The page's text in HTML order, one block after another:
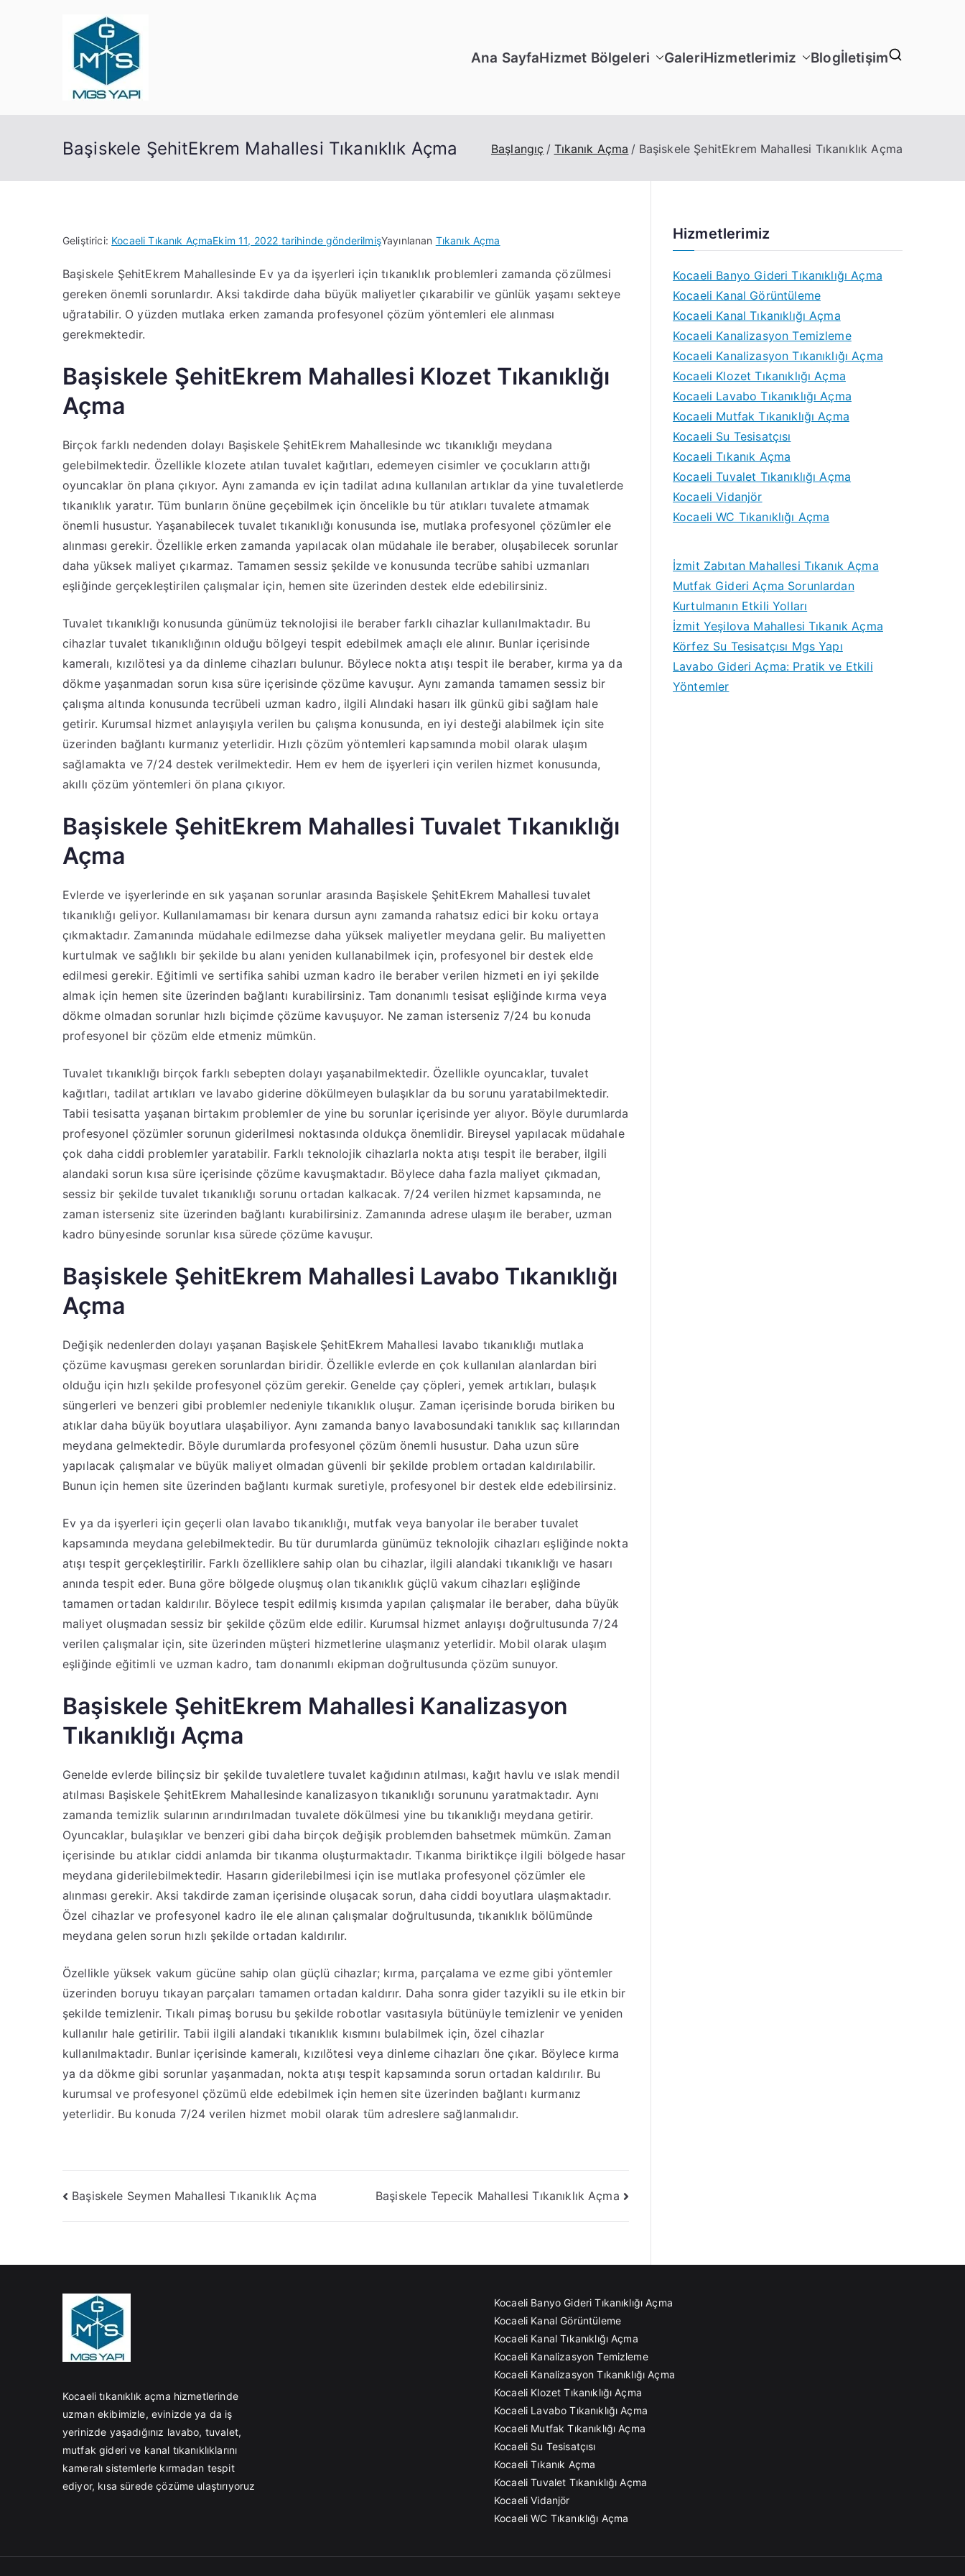
Ana SayfaHizmet Bölgeleri GaleriHizmetlerimiz Blogİletişim
Başiskele ŞehitEkrem Mahallesi Tıkanıklık Açma Başlangıç Tıkanık Açma Başiskele ŞehitEkrem Mahallesi Tıkanıklık Açma
Geliştirici: Kocaeli Tıkanık AçmaEkim 11, 2022 tarihinde gönderilmişYayınlanan Tıkanık Açma
Başiskele ŞehitEkrem Mahallesinde Ev ya da işyerleri için tıkanıklık problemleri zamanda çözülmesi
gereken önemli sorunlardır. Aksi takdirde daha büyük maliyetler çıkarabilir ve günlük yaşamı sekteye
uğratabilir. O yüzden mutlaka erken zamanda profesyonel çözüm yöntemleri ele alınması
gerekmektedir.
Başiskele ŞehitEkrem Mahallesi Klozet Tıkanıklığı
Açma
Birçok farklı nedenden dolayı Başiskele ŞehitEkrem Mahallesinde wc tıkanıklığı meydana
gelebilmektedir. Özellikle klozete atılan tuvalet kağıtları, edemeyen cisimler ve çocukların attığı
oyuncaklar ön plana çıkıyor. Aynı zamanda ev için tadilat adına kullanılan artıklar da yine tuvaletlerde
tıkanıklık yaratır. Tüm bunların önüne geçebilmek için öncelikle bu tür atıkları tuvalete atmamak
önemli husustur. Yaşanabilecek tuvalet tıkanıklığı konusunda ise, mutlaka profesyonel çözümler ele
alınması gerekir. Özellikle erken zamanda yapılacak olan müdahale ile beraber, oluşabilecek sorunlar
daha yüksek maliyet çıkarmaz. Tamamen sessiz şekilde ve konusunda tecrübe sahibi uzmanları
eşliğinde gerçekleştirilen çalışmalar için, hemen site üzerinden destek elde edebilirsiniz.
Tuvalet tıkanıklığı konusunda günümüz teknolojisi ile beraber farklı cihazlar kullanılmaktadır. Bu
cihazlar tuvalet tıkanıklığının olduğu bölgeyi tespit edebilmek amaçlı ele alınır. Bunlar içerisinde
kameralı, kızılötesi ya da dinleme cihazları bulunur. Böylece nokta atışı tespit ile beraber, kırma ya da
dökme yaşanmadan sorun kısa süre içerisinde çözüme kavuşur. Aynı zamanda tamamen sessiz bir
çalışma altında konusunda tecrübeli uzman kadro, ilgili Alındaki hasarı ilk günkü gibi sağlam hale
getirir. Kurumsal hizmet anlayışıyla verilen bu çalışma konusunda, en iyi desteği alabilmek için site
üzerinden bağlantı kurmanız yeterlidir. Hızlı çözüm yöntemleri kapsamında mobil olarak ulaşım
sağlamakta ve 7/24 destek verilmektedir. Hem ev hem de işyerleri için verilen hizmet konusunda,
akıllı çözüm yöntemleri ön plana çıkıyor.
Başiskele ŞehitEkrem Mahallesi Tuvalet Tıkanıklığı
Açma
Evlerde ve işyerlerinde en sık yaşanan sorunlar arasında Başiskele ŞehitEkrem Mahallesi tuvalet
tıkanıklığı geliyor. Kullanılamaması bir kenara dursun aynı zamanda rahatsız edici bir koku ortaya
çıkmaktadır. Zamanında müdahale edilmezse daha yüksek maliyetler meydana gelir. Bu maliyetten
kurtulmak ve sağlıklı bir şekilde bu alanı yeniden kullanabilmek için, profesyonel bir destek elde
edilmesi gerekir. Eğitimli ve sertifika sahibi uzman kadro ile beraber verilen hizmeti en iyi şekilde
almak için hemen site üzerinden bağlantı kurabilirsiniz. Tam donanımlı tesisat eşliğinde kırma veya
dökme olmadan sorunlar hızlı biçimde çözüme kavuşuyor. Ne zaman isterseniz 7/24 bu konuda
profesyonel bir çözüm elde etmeniz mümkün.
Tuvalet tıkanıklığı birçok farklı sebepten dolayı yaşanabilmektedir. Özellikle oyuncaklar, tuvalet
kağıtları, tadilat artıkları ve lavabo giderine dökülmeyen bulaşıklar da bu sorunu yaratabilmektedir.
Tabii tesisatta yaşanan birtakım problemler de yine bu sorunlar içerisinde yer alıyor. Böyle durumlarda
profesyonel çözümler sorunun giderilmesi noktasında oldukça önemlidir. Bireysel yapılacak müdahale
çok daha ciddi problemler yaratabilir. Farklı teknolojik cihazlarla nokta atışı tespit ile beraber, ilgili
alandaki sorun kısa süre içerisinde çözüme kavuşmaktadır. Böylece daha fazla maliyet çıkmadan,
sessiz bir şekilde tuvalet tıkanıklığı sorunu ortadan kalkacak. 7/24 verilen hizmet kapsamında, ne
zaman isterseniz site üzerinden bağlantı kurabilirsiniz. Zamanında adrese ulaşım ile beraber, uzman
kadro bünyesinde sorunlar kısa sürede çözüme kavuşur.
Başiskele ŞehitEkrem Mahallesi Lavabo Tıkanıklığı
Açma
Değişik nedenlerden dolayı yaşanan Başiskele ŞehitEkrem Mahallesi lavabo tıkanıklığı mutlaka
çözüme kavuşması gereken sorunlardan biridir. Özellikle evlerde en çok kullanılan alanlardan biri
olduğu için hızlı şekilde profesyonel çözüm gerekir. Genelde çay çöpleri, yemek artıkları, bulaşık
süngerleri ve benzeri gibi problemler nedeniyle tıkanıklık oluşur. Zaman içerisinde boruda biriken bu
atıklar daha büyük boyutlara ulaşabiliyor. Aynı zamanda banyo lavabosundaki tanıklık saç kıllarından
meydana gelmektedir. Böyle durumlarda profesyonel çözüm önemli husustur. Daha uzun süre
yapılacak çalışmalar ve büyük maliyet olmadan güvenli bir şekilde problem ortadan kaldırılabilir.
Bunun için hemen site üzerinden bağlantı kurmak suretiyle, profesyonel bir destek elde edebilirsiniz.
Ev ya da işyerleri için geçerli olan lavabo tıkanıklığı, mutfak veya banyolar ile beraber tuvalet
kapsamında meydana gelebilmektedir. Bu tür durumlarda günümüz teknolojik cihazları eşliğinde nokta
atışı tespit gerçekleştirilir. Farklı özelliklere sahip olan bu cihazlar, ilgili alandaki tıkanıklığı ve hasarı
anında tespit eder. Buna göre bölgede oluşmuş olan tıkanıklık güçlü vakum cihazları eşliğinde
tamamen ortadan kaldırılır. Böylece tespit edilmiş kısımda yapılan çalışmalar ile beraber, daha büyük
maliyet oluşmadan sessiz bir şekilde çözüm elde edilir. Kurumsal hizmet anlayışı doğrultusunda 7/24
verilen çalışmalar için, site üzerinden müşteri hizmetlerine ulaşmanız yeterlidir. Mobil olarak ulaşım
eşliğinde eğitimli ve uzman kadro, tam donanımlı ekipman doğrultusunda çözüm sunuyor.
Başiskele ŞehitEkrem Mahallesi Kanalizasyon
Tıkanıklığı Açma
Genelde evlerde bilinçsiz bir şekilde tuvaletlere tuvalet kağıdının atılması, kağıt havlu ve ıslak mendil
atılması Başiskele ŞehitEkrem Mahallesinde kanalizasyon tıkanıklığı sorununu yaratmaktadır. Aynı
zamanda temizlik sularının arındırılmadan tuvalete dökülmesi yine bu tıkanıklığı meydana getirir.
Oyuncaklar, bulaşıklar ve benzeri gibi daha birçok değişik problemden bahsetmek mümkün. Zaman
içerisinde bu atıklar ciddi anlamda bir tıkanma oluşturmaktadır. Tıkanma biriktikçe ilgili bölgede hasar
meydana giderilebilmektedir. Hasarın giderilebilmesi için ise mutlaka profesyonel çözümler ele
alınması gerekir. Aksi takdirde zaman içerisinde oluşacak sorun, daha ciddi boyutlara ulaşmaktadır.
Özel cihazlar ve profesyonel kadro ile ele alınan çalışmalar doğrultusunda, tıkanıklık bölümünde
meydana gelen sorun hızlı şekilde ortadan kaldırılır.
Özellikle yüksek vakum gücüne sahip olan güçlü cihazlar; kırma, parçalama ve ezme gibi yöntemler
üzerinden boruyu tıkayan parçaları tamamen ortadan kaldırır. Daha sonra gider tazyikli su ile etkin bir
şekilde temizlenir. Tıkalı pimaş borusu bu şekilde robotlar vasıtasıyla bütünüyle temizlenir ve yeniden
kullanılır hale getirilir. Tabii ilgili alandaki tıkanıklık kısmını bulabilmek için, özel cihazlar
kullanılmaktadır. Bunlar içerisinde kameralı, kızılötesi veya dinleme cihazları öne çıkar. Böylece kırma
ya da dökme gibi sorunlar yaşanmadan, nokta atışı tespit kapsamında sorun ortadan kaldırılır. Bu
kurumsal ve profesyonel çözümü elde edebilmek için hemen site üzerinden bağlantı kurmanız
yeterlidir. Bu konuda 7/24 verilen hizmet mobil olarak tüm adreslere sağlanmalıdır.
Yazı
gezinmesi
Başiskele Seymen Mahallesi Tıkanıklık Açma Başiskele Tepecik Mahallesi Tıkanıklık Açma
Hizmetlerimiz
Kocaeli Banyo Gideri Tıkanıklığı Açma
Kocaeli Kanal Görüntüleme
Kocaeli Kanal Tıkanıklığı Açma
Kocaeli Kanalizasyon Temizleme
Kocaeli Kanalizasyon Tıkanıklığı Açma
Kocaeli Klozet Tıkanıklığı Açma
Kocaeli Lavabo Tıkanıklığı Açma
Kocaeli Mutfak Tıkanıklığı Açma
Kocaeli Su Tesisatçısı
Kocaeli Tıkanık Açma
Kocaeli Tuvalet Tıkanıklığı Açma
Kocaeli Vidanjör
Kocaeli WC Tıkanıklığı Açma
İzmit Zabıtan Mahallesi Tıkanık Açma
Mutfak Gideri Açma Sorunlardan
Kurtulmanın Etkili Yolları
İzmit Yeşilova Mahallesi Tıkanık Açma
Körfez Su Tesisatçısı Mgs Yapı
Lavabo Gideri Açma: Pratik ve Etkili
Yöntemler
Kocaeli tıkanıklık açma hizmetlerinde
uzman ekibimizle, evinizde ya da iş
yerinizde yaşadığınız lavabo, tuvalet,
mutfak gideri ve kanal tıkanıklıklarını
kameralı sistemlerle kırmadan tespit
ediyor, kısa sürede çözüme ulaştırıyoruz
Kocaeli Banyo Gideri Tıkanıklığı Açma
Kocaeli Kanal Görüntüleme
Kocaeli Kanal Tıkanıklığı Açma
Kocaeli Kanalizasyon Temizleme
Kocaeli Kanalizasyon Tıkanıklığı Açma
Kocaeli Klozet Tıkanıklığı Açma
Kocaeli Lavabo Tıkanıklığı Açma
Kocaeli Mutfak Tıkanıklığı Açma
Kocaeli Su Tesisatçısı
Kocaeli Tıkanık Açma
Kocaeli Tuvalet Tıkanıklığı Açma
Kocaeli Vidanjör
Kocaeli WC Tıkanıklığı Açma